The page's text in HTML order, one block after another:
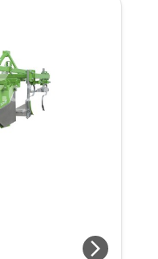
arrow_forward_ios